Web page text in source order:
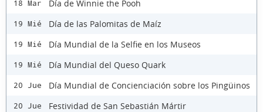
18 Mar Día de Winnie the Pooh
19 Mié Día de las Palomitas de Maíz
19 Mié Día Mundial de la Selfie en los Museos
19 Mié Día Mundial del Queso Quark
20 Jue Día Mundial de Concienciación sobre los Pingüinos
20 Jue Festividad de San Sebastián Mártir